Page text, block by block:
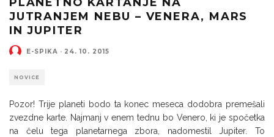
JUTRANJEM NEBU – VENERA, MARS
IN JUPITER
E-SPIKA · 24. 10. 2015
NOVICE
Pozor! Trije planeti bodo ta konec meseca dodobra premešali
zvezdne karte. Najmanj v enem tednu bo Venero, ki je spočetka
na čelu tega planetarnega zbora, nadomestil Jupiter. To